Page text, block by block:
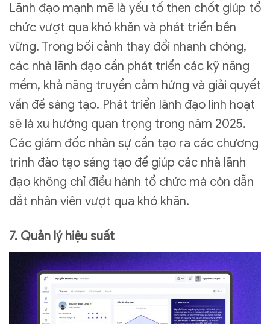
Lãnh đạo mạnh mẽ là yếu tố then chốt giúp tổ
chức vượt qua khó khăn và phát triển bền
vững. Trong bối cảnh thay đổi nhanh chóng,
các nhà lãnh đạo cần phát triển các kỹ năng
mềm, khả năng truyền cảm hứng và giải quyết
vấn đề sáng tạo. Phát triển lãnh đạo linh hoạt
sẽ là xu hướng quan trọng trong năm 2025.
Các giám đốc nhân sự cần tạo ra các chương
trình đào tạo sáng tạo để giúp các nhà lãnh
đạo không chỉ điều hành tổ chức mà còn dẫn
dắt nhân viên vượt qua khó khăn.
7. Quản lý hiệu suất